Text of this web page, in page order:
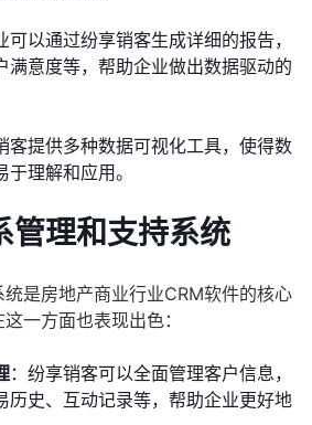
可以通过纷享销客生成详细的报告，
满意度等，帮助企业做出数据驱动的
客提供多种数据可视化工具，使得数
理解和应用。
管理和支持系统
是房地产商业行业CRM软件的核心
一方面也表现出色：
：纷享销客可以全面管理客户信息，
历史、互动记录等，帮助企业更好地